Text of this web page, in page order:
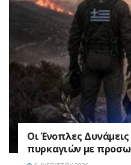
Οι Ένοπλες
πυρκαγιών με